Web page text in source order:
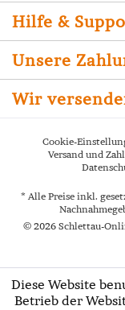
Hilfe &
Unsere
Wir
Cookie-
Versand und
* Alle Preise inkl.
© 2026 Schlettau-
Diese Website
Betrieb der